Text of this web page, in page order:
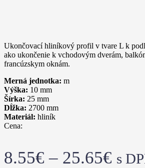
Ukončovací hliníkový profil v tvare L k
ako ukončenie k vchodovým dverám,
francúzskym oknám.
Merná jednotka: m
Výška: 10 mm
Šírka: 25 mm
Dĺžka: 2700 mm
Materiál: hliník
Cena:
8.55€ – 25.65€ s